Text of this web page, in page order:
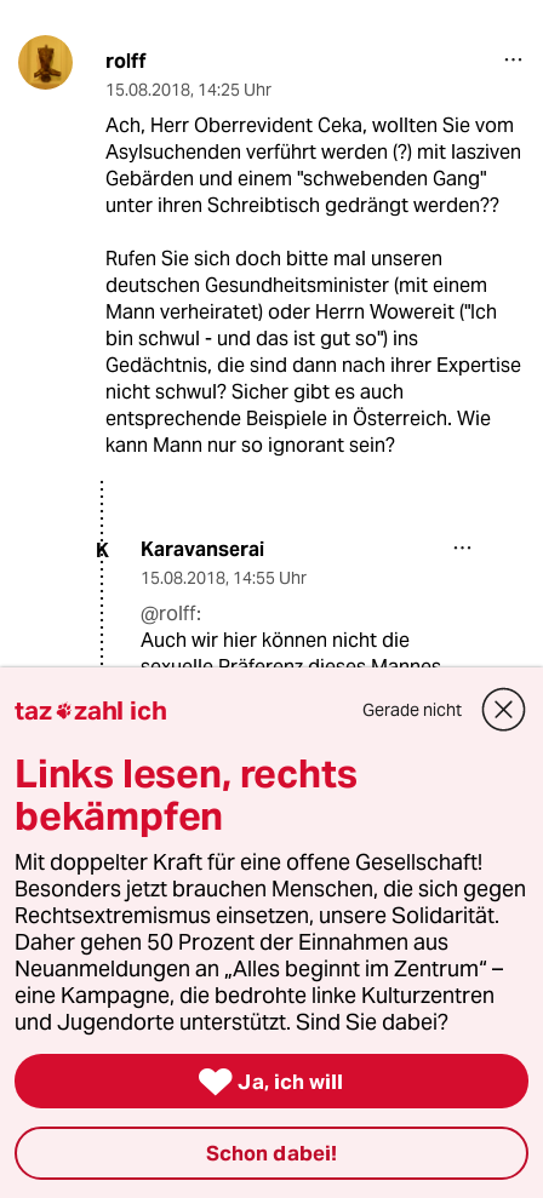
rolff
15.08.2018, 14:25 Uhr
Ach, Herr Oberrevident Ceka, wollten Sie vom
Asylsuchenden verführt werden (?) mit lasziven
Gebärden und einem "schwebenden Gang"
unter ihren Schreibtisch gedrängt werden??
Rufen Sie sich doch bitte mal unseren
deutschen Gesundheitsminister (mit einem
Mann verheiratet) oder Herrn Wowereit ("Ich
bin schwul - und das ist gut so") ins
Gedächtnis, die sind dann nach ihrer Expertise
nicht schwul? Sicher gibt es auch
entsprechende Beispiele in Österreich. Wie
kann Mann nur so ignorant sein?
K Karavanserai
15.08.2018, 14:55 Uhr
@rolff:
Auch wir hier können nicht die
sexuelle Präferenz dieses Mannes
K Karavanserai
15.08.2018,14:15 Uhr
Wenn unsere Medien nun auch noch jeden
zweiten Asylbescheid in Sarajewo oder Wien
kommentieren, nur um der Quote willen, dann
machen sie sich vollends zum Cheflobbyisten
der AfD. Noch weit vor Horst Seehofer. Hat
unser Land nicht größere Probleme?
Age Krüger
@Karavanserai:
Die taz erscheint in deutscher
taz zahl ich Gerade nicht
Links lesen, rechts
bekämpfen
Mit doppelter Kraft für eine offene Gesellschaft!
Besonders jetzt brauchen Menschen, die sich gegen
Rechtsextremismus einsetzen, unsere Solidarität.
Daher gehen 50 Prozent der Einnahmen aus
Neuanmeldungen an „Alles beginnt im Zentrum“ –
eine Kampagne, die bedrohte linke Kulturzentren
und Jugendorte unterstützt. Sind Sie dabei?
 Ja, ich will
Schon dabei!